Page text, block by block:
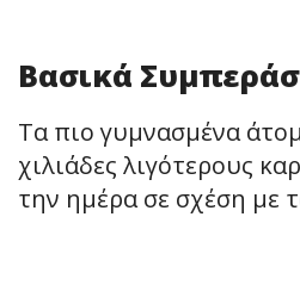
Βασικά
Τα πιο γυμνασμένα
χιλιάδες λιγότερους
την ημέρα σε σχέση με